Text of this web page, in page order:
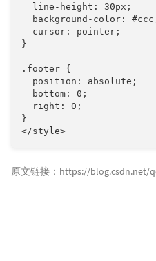
  line-height: 30px;
background-color:
  cursor: pointer;
}
.footer {
  position: absolute;
  bottom: 0;
  right: 0;
}
原文链接：https://blog.csdn.net/